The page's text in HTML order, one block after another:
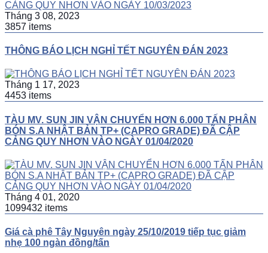
Tháng 3 08, 2023
3857 items
THÔNG BÁO LỊCH NGHỈ TẾT NGUYÊN ĐÁN 2023
Tháng 1 17, 2023
4453 items
TÀU MV. SUN JIN VẬN CHUYỂN HƠN 6.000 TẤN PHÂN
BÓN S.A NHẬT BẢN TP+ (CAPRO GRADE) ĐÃ CẬP
CẢNG QUY NHƠN VÀO NGÀY 01/04/2020
Tháng 4 01, 2020
1099432 items
Giá cà phê Tây Nguyên ngày 25/10/2019 tiếp tục giảm
nhẹ 100 ngàn đồng/tấn